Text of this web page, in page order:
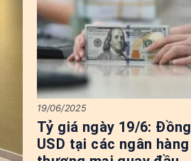
Tỷ giá ngày 19/6: Đồng
USD tại các ngân hàng
19/06/2025